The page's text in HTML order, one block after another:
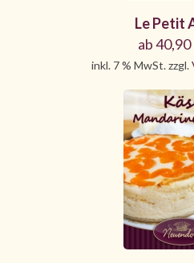
Le Petit
ab 40,90
inkl. 7 % MwSt. zzgl.